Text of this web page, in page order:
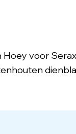
voor